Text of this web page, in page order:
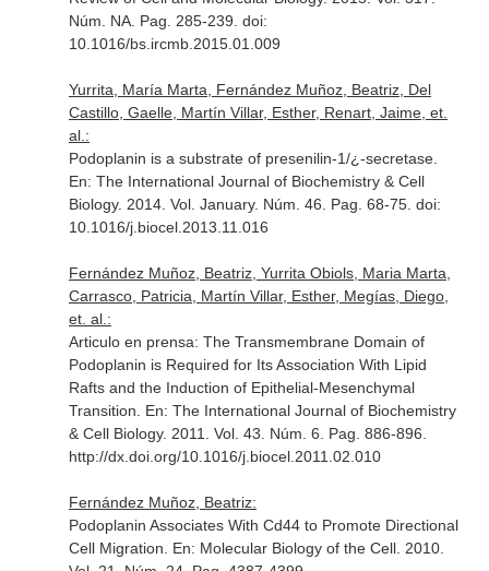
Núm. NA. Pag. 285-239. doi:
10.1016/bs.ircmb.2015.01.009
Yurrita, María Marta, Fernández Muñoz, Beatriz, Del
Castillo, Gaelle, Martín Villar, Esther, Renart, Jaime, et.
al.:
Podoplanin is a substrate of presenilin-1/¿-secretase.
En: The International Journal of Biochemistry & Cell
Biology. 2014. Vol. January. Núm. 46. Pag. 68-75. doi:
10.1016/j.biocel.2013.11.016
Fernández Muñoz, Beatriz, Yurrita Obiols, Maria Marta,
Carrasco, Patricia, Martín Villar, Esther, Megías, Diego,
et. al.:
Articulo en prensa: The Transmembrane Domain of
Podoplanin is Required for Its Association With Lipid
Rafts and the Induction of Epithelial-Mesenchymal
Transition. En: The International Journal of Biochemistry
& Cell Biology. 2011. Vol. 43. Núm. 6. Pag. 886-896.
http://dx.doi.org/10.1016/j.biocel.2011.02.010
Fernández Muñoz, Beatriz:
Podoplanin Associates With Cd44 to Promote Directional
Cell Migration. En: Molecular Biology of the Cell. 2010.